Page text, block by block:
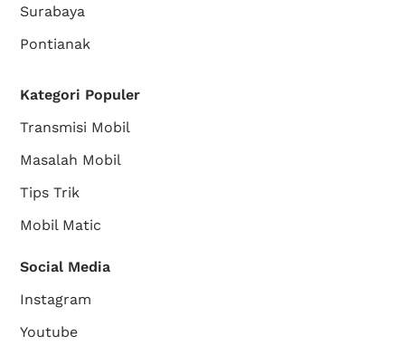
Surabaya
Pontianak
Kategori Populer
Transmisi Mobil
Masalah Mobil
Tips Trik
Mobil Matic
Social Media
Instagram
Youtube